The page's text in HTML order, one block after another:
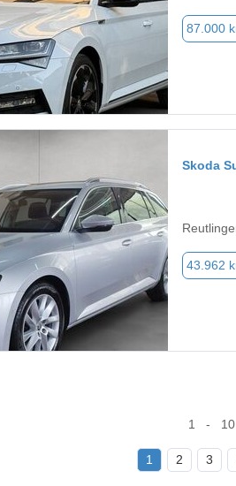
87.000
Skoda
43.962
1 -
1 2 3